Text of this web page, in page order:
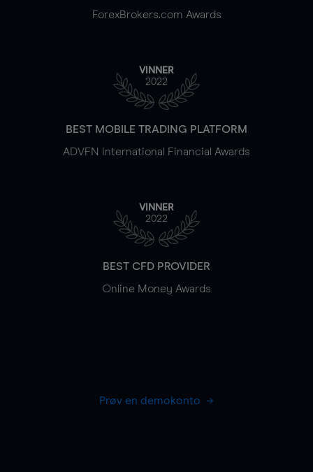
ForexBrokers.com Awards
VINNER
2022
BEST MOBILE TRADING PLATFORM
ADVFN International Financial Awards
VINNER
2022
BEST CFD PROVIDER
Online Money Awards
Prøv en demokonto